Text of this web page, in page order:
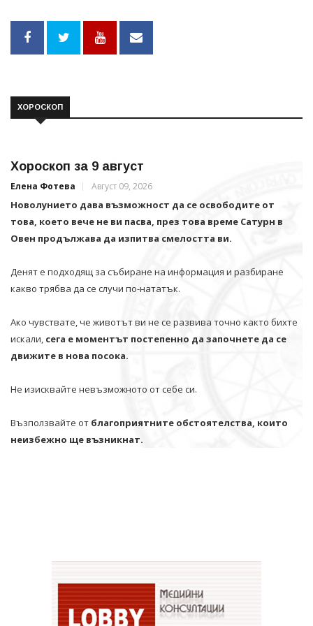
ХОРОСКОП
Хороскоп за 9 август
Елена Фотева Август 09, 2026
Новолунието дава възможност да се освободите от
това, което вече не ви пасва, през това време Сатурн в
Овен продължава да изпитва смелостта ви.
Денят е подходящ за събиране на информация и разбиране
какво трябва да се случи по-нататък.
Ако чувствате, че животът ви не се развива точно както бихте
искали, сега е моментът постепенно да започнете да се
движите в нова посока.
Не изисквайте невъзможното от себе си.
Възползвайте от благоприятните обстоятелства, които
неизбежно ще възникнат.